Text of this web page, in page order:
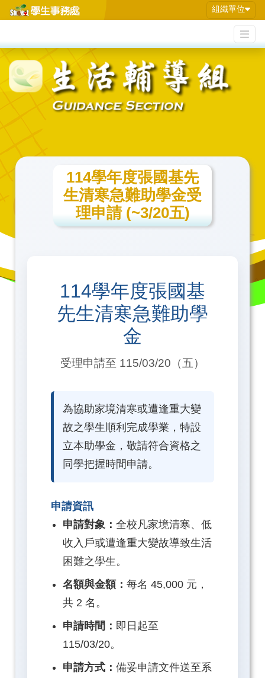
組織單位
114學年度張國基先
生清寒急難助學金受
理申請 (~3/20五)
114學年度張國基
先生清寒急難助學
金
受理申請至 115/03/20（五）
為協助家境清寒或遭逢重大變
故之學生順利完成學業，特設
立本助學金，敬請符合資格之
同學把握時間申請。
申請資訊
申請對象： 全校凡家境清寒、低
收入戶或遭逢重大變故導致生活
困難之學生。
名額與金額： 每名 45,000 元，
共 2 名。
申請時間： 即日起至
115/03/20。
申請方式： 備妥申請文件送至系